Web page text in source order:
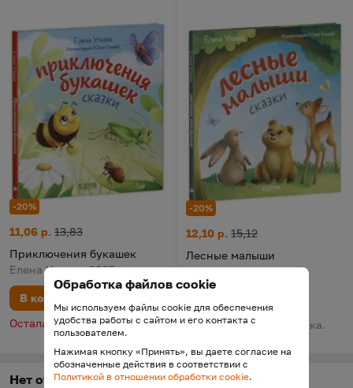
-20%
Приключения букашек
Цена:
11,06 р.
Старая цена:
13,83
Приключения букашек
Елена Ульева, 2025
В корзину
Осталась 1 шт.
-20%
Лесные малыши
Цена:
12,10 р.
Старая цена:
15,12
Лесные малыши
Елена Ульева, 2023
В наличии у поставщика.
Нет отзывов
Обработка файлов cookie
Мы используем файлы cookie для обеспечения
удобства работы с сайтом и его контакта с
пользователем.
Нажимая кнопку «Принять», вы даете согласие на
обозначенные действия в соответствии с
Политикой в отношении обработки cookie.